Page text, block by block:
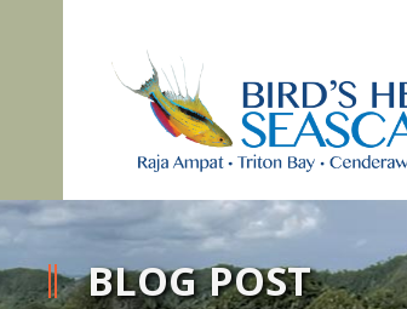
BLOG POST